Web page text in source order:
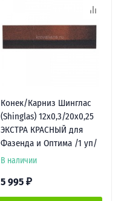
Конек/Карниз Шинглас
(Shinglas) 12х0,3/20х0,25
ЭКСТРА КРАСНЫЙ для
Фазенда и Оптима /1 уп/
В наличии
5 995 ₽